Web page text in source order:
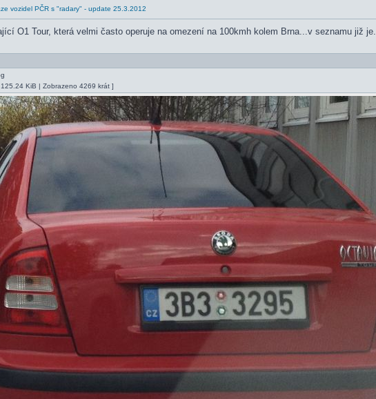
vozidel PČR s "radary" - update 25.3.2012
O1 Tour, která velmi často operuje na omezení na 100kmh kolem Brna...v seznamu již je.
KiB | Zobrazeno 4269 krát ]